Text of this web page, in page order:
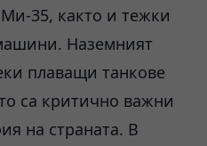
35, както и тежки
Наземният
плаващи танкове
са критично важни
на страната. В